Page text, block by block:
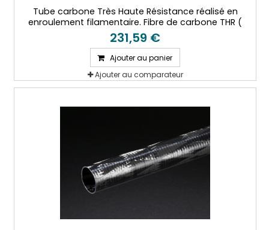
Tube carbone Très Haute Résistance réalisé en
enroulement filamentaire. Fibre de carbone THR (
T800) et résine époxy.
231,59 €
Ajouter au panier
Ajouter au comparateur